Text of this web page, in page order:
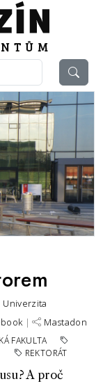
Univerzita
| Mastadon
FAKULTA
REKTORÁT
A proč